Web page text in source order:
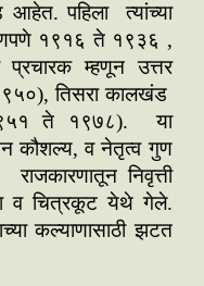
आहेत. पहिला त्यांच्या
१९१६ ते १९३६ ,
प्रचारक म्हणून उत्तर
तिसरा कालखंड
ते १९७८).‌ या
कौशल्य, व नेतृत्व गुण
निवृत्ती
व चित्रकूट येथे गेले.
कल्याणासाठी झटत